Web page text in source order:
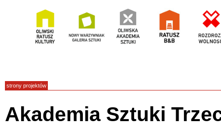
strony projektów
Akademia Sztuki